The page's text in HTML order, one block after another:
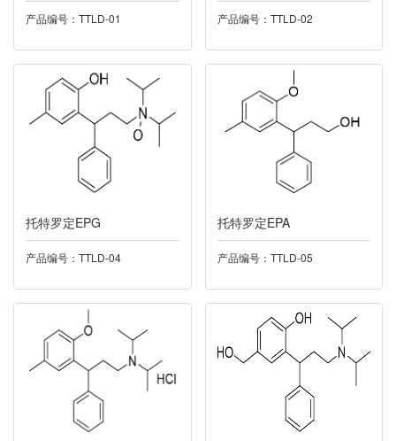
014诺氟沙星
015托匹司他
018米力农
019奥硝唑
021依度沙班
022酮洛芬
023帕诺司琼
产品编号：TTLD-01 产品编号：TTLD-02
托特罗定EPG
产品编号：TTLD-04
托特罗定EPA
产品编号：TTLD-05